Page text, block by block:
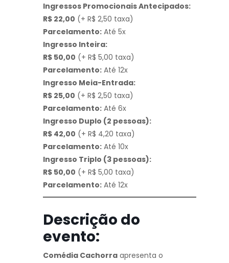
Ingressos Promocionais Antecipados:
R$ 22,00 (+ R$ 2,50 taxa)
Parcelamento: Até 5x
Ingresso Inteira:
R$ 50,00 (+ R$ 5,00 taxa)
Parcelamento: Até 12x
Ingresso Meia-Entrada:
R$ 25,00 (+ R$ 2,50 taxa)
Parcelamento: Até 6x
Ingresso Duplo (2 pessoas):
R$ 42,00 (+ R$ 4,20 taxa)
Parcelamento: Até 10x
Ingresso Triplo (3 pessoas):
R$ 50,00 (+ R$ 5,00 taxa)
Parcelamento: Até 12x
Descrição do
evento:
Comédia Cachorra apresenta o